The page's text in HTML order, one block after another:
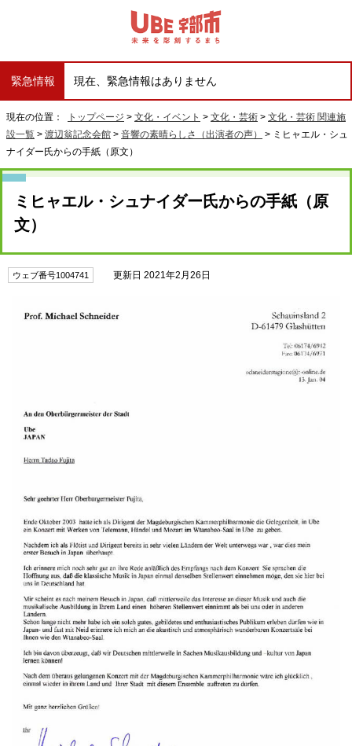
緊急情報 現在、緊急情報はありません
現在の位置： トップページ > 文化・イベント > 文化・芸術 > 文化・芸術 関連施
設一覧 > 渡辺翁記念会館 > 音響の素晴らしさ（出演者の声）
> ミヒャエル・シュ
ナイダー氏からの手紙（原文）
ミヒャエル・シュナイダー氏からの手紙（原
文）
ウェブ番号1004741 更新日 2021年2月26日